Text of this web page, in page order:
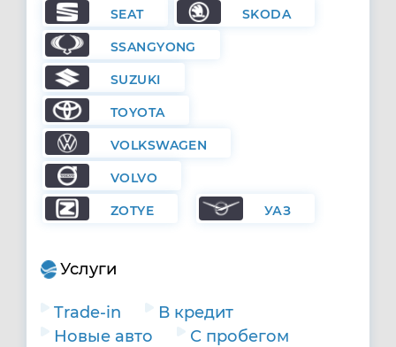
SEAT SKODA
SSANGYONG
SUZUKI
TOYOTA
VOLKSWAGEN
VOLVO
ZOTYE УАЗ
Услуги
Trade-in
В кредит
Новые авто
С пробегом